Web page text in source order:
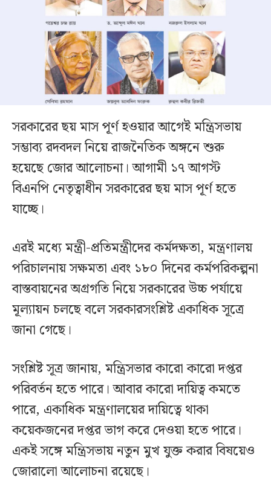
সরকারের ছয় মাস পূর্ণ হওয়ার আগেই মন্ত্রিসভায়
সম্ভাব্য রদবদল নিয়ে রাজনৈতিক অঙ্গনে শুরু
হয়েছে জোর আলোচনা। আগামী ১৭ আগস্ট
বিএনপি নেতৃত্বাধীন সরকারের ছয় মাস পূর্ণ হতে
যাচ্ছে।
এরই মধ্যে মন্ত্রী-প্রতিমন্ত্রীদের কর্মদক্ষতা, মন্ত্রণালয়
পরিচালনায় সক্ষমতা এবং ১৮০ দিনের কর্মপরিকল্পনা
বাস্তবায়নের অগ্রগতি নিয়ে সরকারের উচ্চ পর্যায়ে
মূল্যায়ন চলছে বলে সরকারসংশ্লিষ্ট একাধিক সূত্রে
জানা গেছে।
সংশ্লিষ্ট সূত্র জানায়, মন্ত্রিসভার কারো কারো দপ্তর
পরিবর্তন হতে পারে। আবার কারো দায়িত্ব কমতে
পারে, একাধিক মন্ত্রণালয়ের দায়িত্বে থাকা
কয়েকজনের দপ্তর ভাগ করে দেওয়া হতে পারে।
একই সঙ্গে মন্ত্রিসভায় নতুন মুখ যুক্ত করার বিষয়েও
জোরালো আলোচনা রয়েছে।